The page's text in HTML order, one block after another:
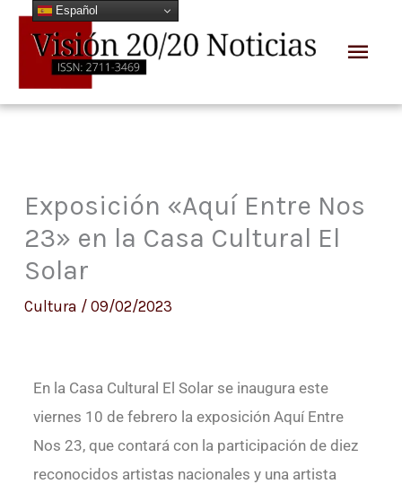
contenido
Exposición «Aquí Entre Nos
23» en la Casa Cultural El
Solar
Cultura / 09/02/2023
En la Casa Cultural El Solar se inaugura este
viernes 10 de febrero la exposición Aquí Entre
Nos 23, que contará con la participación de diez
reconocidos artistas nacionales y una artista
Español